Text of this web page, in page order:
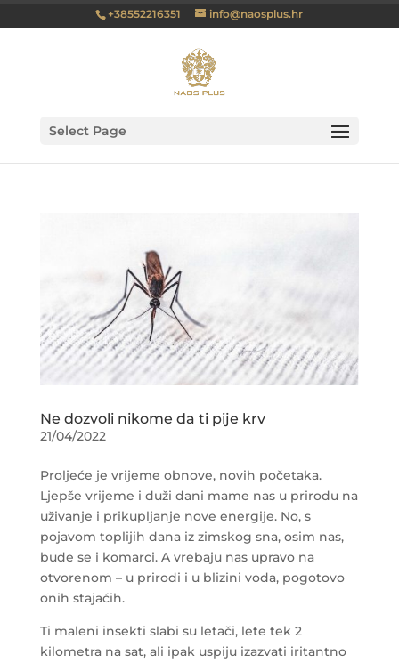
+38552216351 info@naosplus.hr
Select Page
Ne dozvoli nikome da ti pije krv
21/04/2022
Proljeće je vrijeme obnove, novih početaka.
Ljepše vrijeme i duži dani mame nas u prirodu na
uživanje i prikupljanje nove energije. No, s
pojavom toplijih dana iz zimskog sna, osim nas,
bude se i komarci. A vrebaju nas upravo na
otvorenom – u prirodi i u blizini voda, pogotovo
onih stajaćih.
Ti maleni insekti slabi su letači, lete tek 2
kilometra na sat, ali ipak uspiju izazvati iritantno